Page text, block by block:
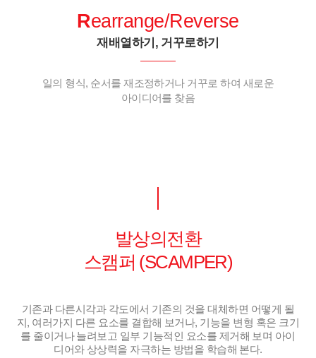
Rearrange/Reverse
재배열하기, 거꾸로하기
일의 형식, 순서를 재조정하거나 거꾸로 하여 새로운
아이디어를 찾음
발상의전환
스캠퍼 (SCAMPER)
기존과 다른시각과 각도에서 기존의 것을 대체하면 어떻게 될
지, 여러가지 다른 요소를 결합해 보거나, 기능을 변형 혹은 크기
를 줄이거나 늘려보고 일부 기능적인 요소를 제거해 보며 아이
디어와 상상력을 자극하는 방법을 학습해 본다.